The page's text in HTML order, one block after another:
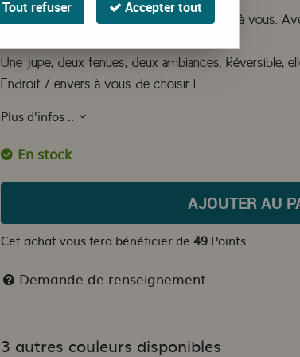
Le must de la jupe Caméléon, elle s'adapte à vous.
Une jupe, deux tenues, deux ambiances. Réversible,
Endroit / envers à vous de choisir !
Plus d'infos ..
En stock
AJOUTER AU
Cet achat vous fera bénéficier de 49 Points
Demande de renseignement
3 autres couleurs disponibles
Tout refuser Accepter tout